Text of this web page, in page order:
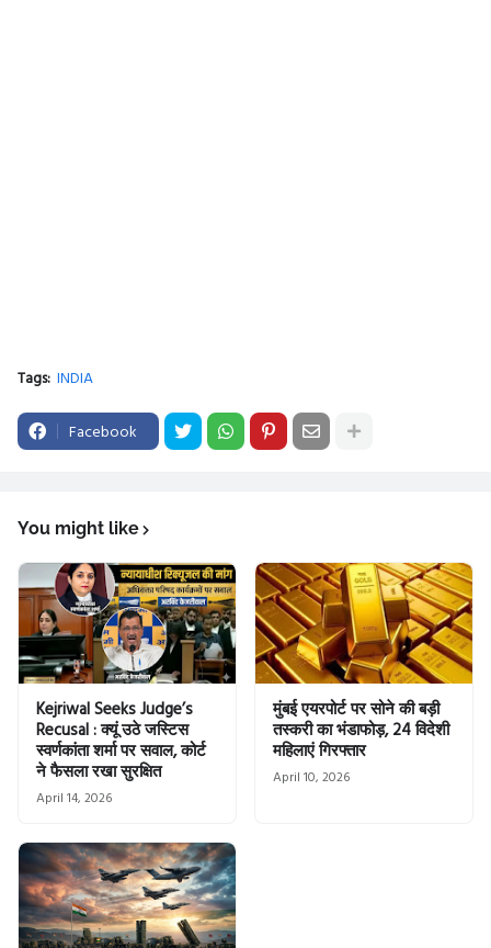
Tags: INDIA
Facebook
You might like
Kejriwal Seeks Judge’s
Recusal : क्यूं उठे जस्टिस
स्वर्णकांता शर्मा पर सवाल, कोर्ट
ने फैसला रखा सुरक्षित
April 14, 2026
मुंबई एयरपोर्ट पर सोने की बड़ी
तस्करी का भंडाफोड़, 24 विदेशी
महिलाएं गिरफ्तार
April 10, 2026